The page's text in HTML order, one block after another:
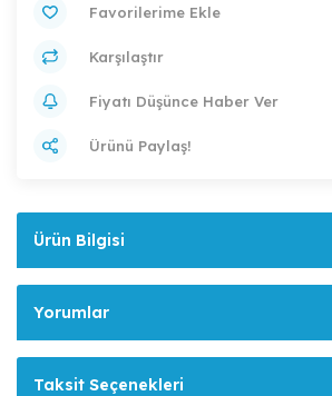
Karşılaştır
Fiyatı Düşünce Haber Ver
Ürünü Paylaş!
Ürün Bilgisi
Yorumlar
Taksit Seçenekleri